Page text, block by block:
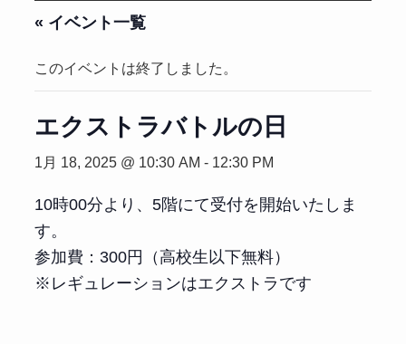
« イベント一覧
このイベントは終了しました。
エクストラバトルの日
1月 18, 2025 @ 10:30 AM - 12:30 PM
10時00分より、5階にて受付を開始いたしま
す。
参加費：300円（高校生以下無料）
※レギュレーションはエクストラです